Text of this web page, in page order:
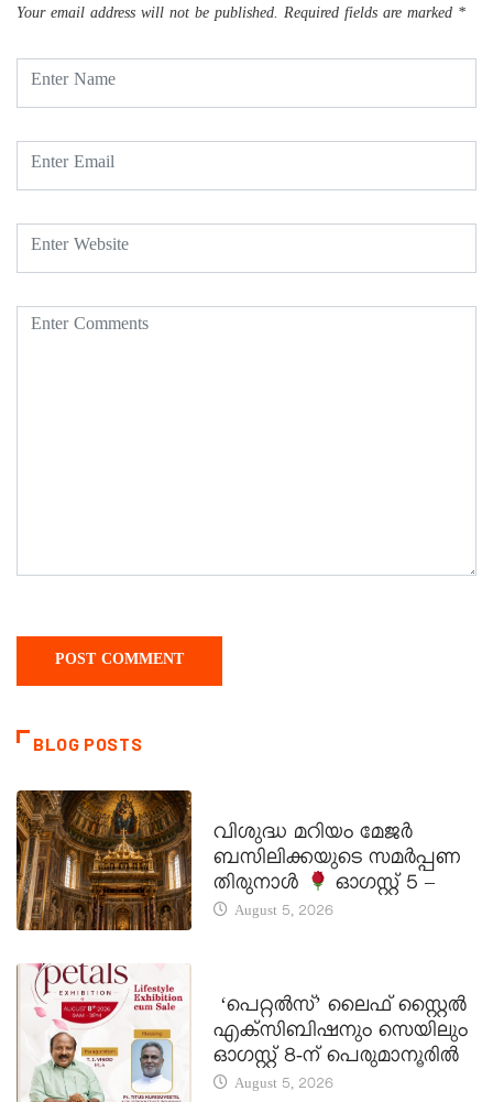
Your email address will not be published. Required fields are marked *
BLOG POSTS
വിശുദ്ധ മറിയം മേജർ
ബസിലിക്കയുടെ സമർപ്പണ
തിരുനാൾ
ഓഗസ്റ്റ് 5 –
August 5, 2026
‘പെറ്റൽസ്’ ലൈഫ് സ്റ്റൈൽ
എക്സിബിഷനും സെയിലും
ഓഗസ്റ്റ് 8-ന് പെരുമാനൂരിൽ
August 5, 2026